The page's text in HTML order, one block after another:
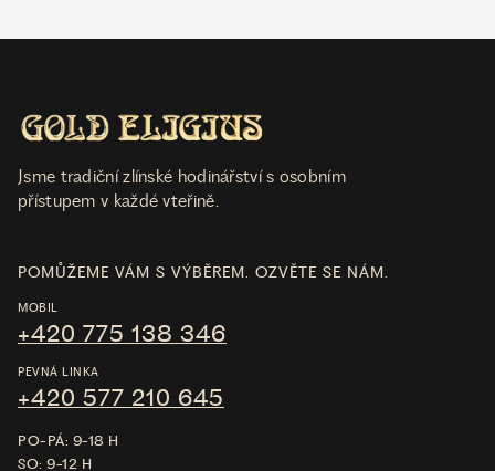
Jsme tradiční zlínské hodinářství s osobním
přístupem v každé vteřině.
POMŮŽEME VÁM S VÝBĚREM. OZVĚTE SE NÁM.
MOBIL
+420 775 138 346
PEVNÁ LINKA
+420 577 210 645
PO-PÁ: 9-18 H
SO: 9-12 H